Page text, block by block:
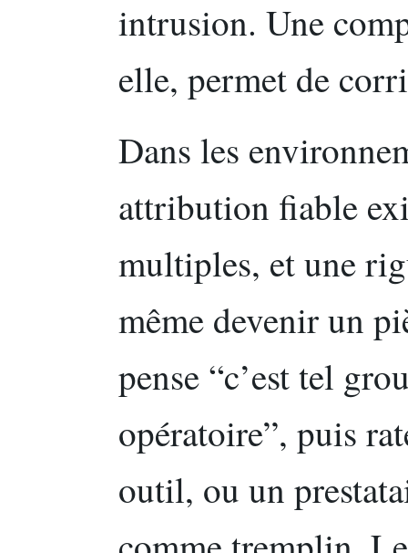
intrusion. Une
elle, permet de
Dans les
attribution fiable
multiples, et une
même devenir un
pense “c’est tel
opératoire”, puis
outil, ou un